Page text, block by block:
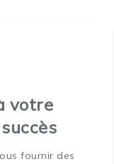
votre
fournir des